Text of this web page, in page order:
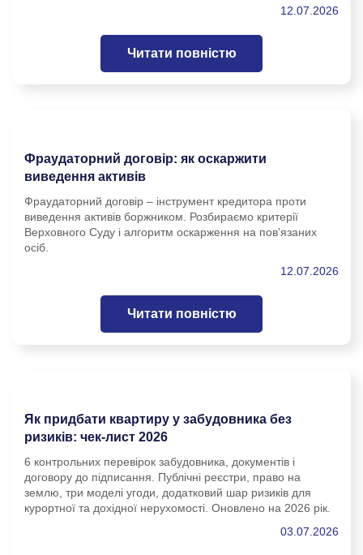
12.07.2026
Читати повністю
Фраудаторний договір: як оскаржити
виведення активів
Фраудаторний договір – інструмент кредитора проти
виведення активів боржником. Розбираємо критерії
Верховного Суду і алгоритм оскарження на пов’язаних
осіб.
12.07.2026
Читати повністю
Як придбати квартиру у забудовника без
ризиків: чек-лист 2026
6 контрольних перевірок забудовника, документів і
договору до підписання. Публічні реєстри, право на
землю, три моделі угоди, додатковий шар ризиків для
курортної та дохідної нерухомості. Оновлено на 2026 рік.
03.07.2026